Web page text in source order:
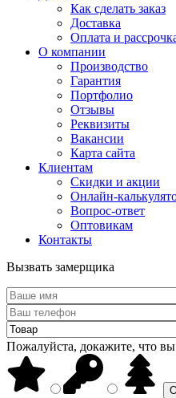
Как сделать заказ
Доставка
Оплата и
О компании
Производство
Гарантия
Портфолио
Отзывы
Реквизиты
Вакансии
Карта сайта
Клиентам
Скидки и акции
Онлайн-
Вопрос-ответ
Оптовикам
Контакты
Вызвать замерщика
Пожалуйста, докажите, что